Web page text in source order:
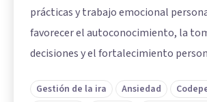
prácticas y trabajo emocional
favorecer el autoconocimiento, la
decisiones y el fortalecimiento
Gestión de la ira Ansiedad